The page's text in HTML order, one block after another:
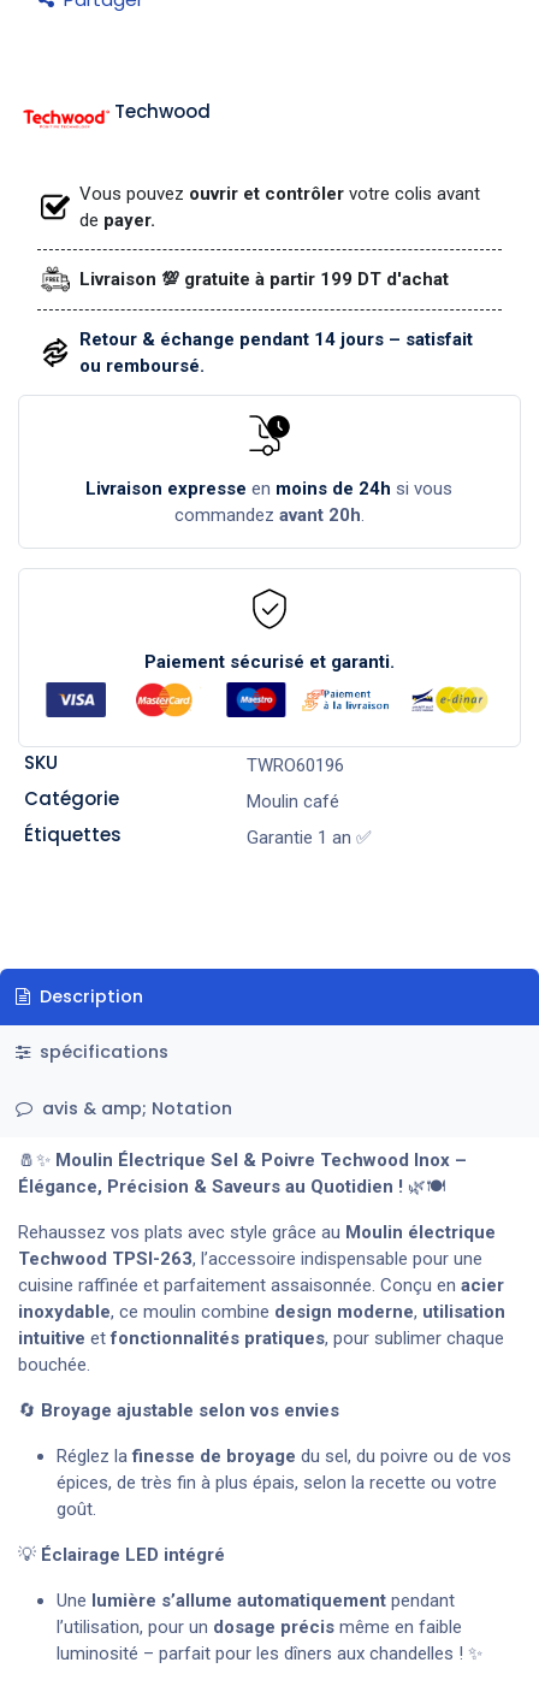
Techwood
Vous pouvez ouvrir et contrôler votre colis avant
de payer.
Livraison 💯 gratuite à partir 199 DT d'achat
Retour & échange pendant 14 jours – satisfait
ou remboursé.
Livraison expresse en moins de 24h si vous
commandez avant 20h.
Paiement sécurisé et garanti.
SKU TWRO60196
Catégorie Moulin café
Étiquettes Garantie 1 an ✅
Description
spécifications
avis & amp; Notation
🧂✨ Moulin Électrique Sel & Poivre Techwood Inox –
Élégance, Précision & Saveurs au Quotidien ! 🌿🍽️
Rehaussez vos plats avec style grâce au Moulin électrique
Techwood TPSI-263, l’accessoire indispensable pour une
cuisine raffinée et parfaitement assaisonnée. Conçu en acier
inoxydable, ce moulin combine design moderne, utilisation
intuitive etfonctionnalités pratiques, pour sublimer chaque
bouchée.
🔄 Broyage ajustable selon vos envies
Réglez lafinesse de broyage du sel, du poivre ou de vos
épices, de très fin à plus épais, selon la recette ou votre
goût.
💡 Éclairage LED intégré
Une lumière s’allume automatiquement pendant
l’utilisation, pour un dosage précis même en faible
luminosité – parfait pour les dîners aux chandelles ! ✨